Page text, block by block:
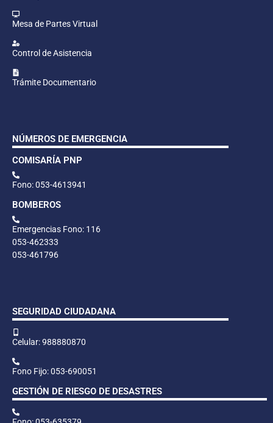
Mesa de Partes Virtual
Control de Asistencia
Trámite Documentario
NÚMEROS DE EMERGENCIA
COMISARÍA PNP
Fono: 053-4613941
BOMBEROS
Emergencias Fono: 116
053-462333
053-461796
SEGURIDAD CIUDADANA
Celular: 988880870
Fono Fijo: 053-690051
GESTIÓN DE RIESGO DE DESASTRES